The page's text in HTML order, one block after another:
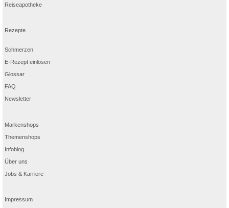
Reiseapotheke
Rezepte
Schmerzen
E-Rezept einlösen
Glossar
FAQ
Newsletter
Markenshops
Themenshops
Infoblog
Über uns
Jobs & Karriere
Impressum